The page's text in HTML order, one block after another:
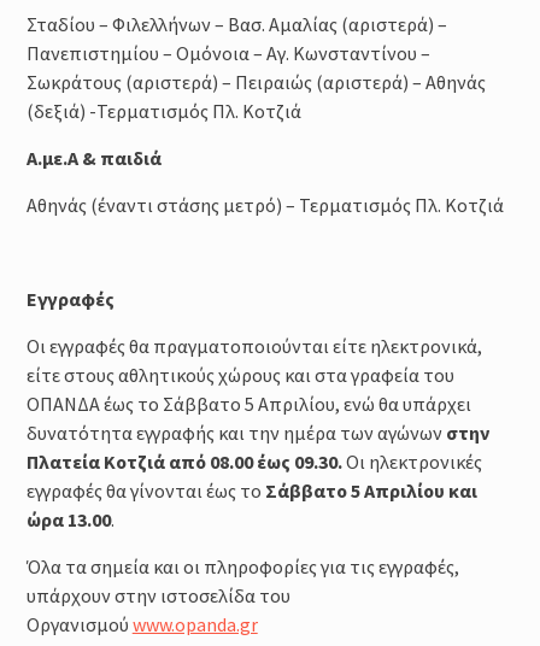
Σταδίου – Φιλελλήνων – Βασ. Αμαλίας (αριστερά) –
Πανεπιστημίου – Ομόνοια – Αγ. Κωνσταντίνου –
Σωκράτους (αριστερά) – Πειραιώς (αριστερά) – Αθηνάς
(δεξιά) -Τερματισμός Πλ. Κοτζιά
Α.με.Α & παιδιά
Αθηνάς (έναντι στάσης μετρό) – Τερματισμός Πλ. Κοτζιά
Εγγραφές
Οι εγγραφές θα πραγματοποιούνται είτε ηλεκτρονικά,
είτε στους αθλητικούς χώρους και στα γραφεία του
ΟΠΑΝΔΑ έως το Σάββατο 5 Απριλίου, ενώ θα υπάρχει
δυνατότητα εγγραφής και την ημέρα των αγώνων στην
Πλατεία Κοτζιά από 08.00 έως 09.30.Οι ηλεκτρονικές
εγγραφές θα γίνονται έως το Σάββατο 5 Απριλίου και
ώρα 13.00.
Όλα τα σημεία και οι πληροφορίες για τις εγγραφές,
υπάρχουν στην ιστοσελίδα του
Οργανισμού www.opanda.gr